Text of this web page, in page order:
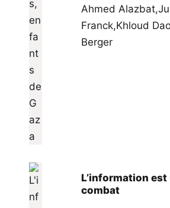
Ahmed Alazbat,
Franck,Khloud
Berger
L’information
combat